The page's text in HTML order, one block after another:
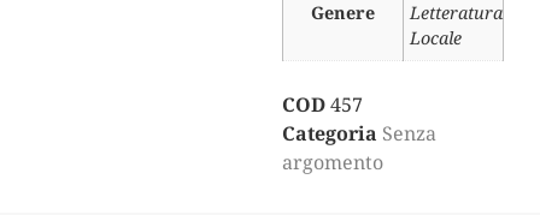
Genere
Letteratura
Locale
COD457
Categoria Senza
argomento